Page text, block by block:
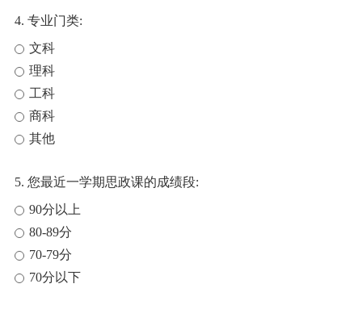
4. 专业门类:
文科
理科
工科
商科
其他
5. 您最近一学期思政课的成绩段:
90分以上
80-89分
70-79分
70分以下